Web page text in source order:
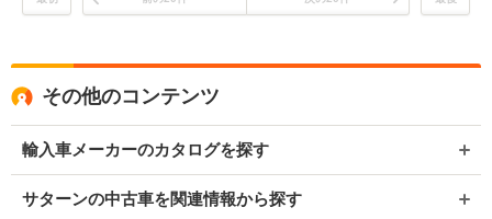
その他のコンテンツ
輸入車メーカーのカタログを探す
サターンの中古車を関連情報から探す